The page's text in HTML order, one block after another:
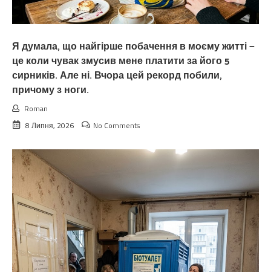
Я думала, що найгірше побачення в моєму житті —
це коли чувак змусив мене платити за його 5
сирників. Але ні. Вчора цей рекорд побили,
причому з ноги.
Roman
8 Липня, 2026
No Comments